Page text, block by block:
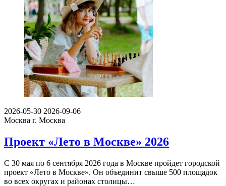
2026-05-30 2026-09-06
Москва г. Москва
Проект «Лето в Москве» 2026
С 30 мая по 6 сентября 2026 года в Москве пройдет городской
проект «Лето в Москве». Он объединит свыше 500 площадок
во всех округах и районах столицы…